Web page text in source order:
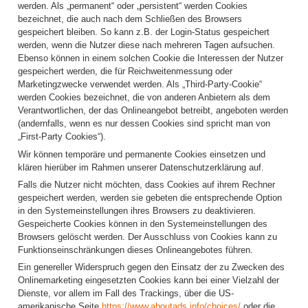
werden. Als „permanent“ oder „persistent“ werden Cookies
bezeichnet, die auch nach dem Schließen des Browsers
gespeichert bleiben. So kann z.B. der Login-Status gespeichert
werden, wenn die Nutzer diese nach mehreren Tagen aufsuchen.
Ebenso können in einem solchen Cookie die Interessen der Nutzer
gespeichert werden, die für Reichweitenmessung oder
Marketingzwecke verwendet werden. Als „Third-Party-Cookie“
werden Cookies bezeichnet, die von anderen Anbietern als dem
Verantwortlichen, der das Onlineangebot betreibt, angeboten werden
(andernfalls, wenn es nur dessen Cookies sind spricht man von
„First-Party Cookies“).
Wir können temporäre und permanente Cookies einsetzen und
klären hierüber im Rahmen unserer Datenschutzerklärung auf.
Falls die Nutzer nicht möchten, dass Cookies auf ihrem Rechner
gespeichert werden, werden sie gebeten die entsprechende Option
in den Systemeinstellungen ihres Browsers zu deaktivieren.
Gespeicherte Cookies können in den Systemeinstellungen des
Browsers gelöscht werden. Der Ausschluss von Cookies kann zu
Funktionseinschränkungen dieses Onlineangebotes führen.
Ein genereller Widerspruch gegen den Einsatz der zu Zwecken des
Onlinemarketing eingesetzten Cookies kann bei einer Vielzahl der
Dienste, vor allem im Fall des Trackings, über die US-